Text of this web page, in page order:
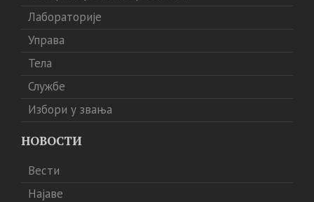
Лабораторије
Управа
Тела
Службе
Избори у звања
НОВОСТИ
Вести
Најаве